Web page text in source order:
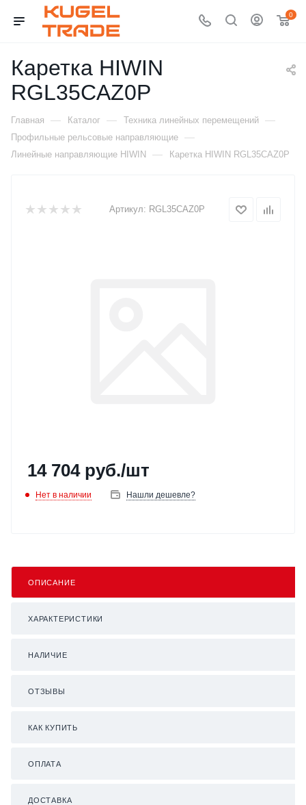
0
Каретка HIWIN
RGL35CAZ0P
Главная — Каталог — Техника линейных перемещений —
Профильные рельсовые направляющие —
Линейные направляющие HIWIN — Каретка HIWIN RGL35CAZ0P
Артикул: RGL35CAZ0P
14 704руб./шт
Нет в наличии Нашли дешевле?
ОПИСАНИЕ
ХАРАКТЕРИСТИКИ
НАЛИЧИЕ
ОТЗЫВЫ
КАК КУПИТЬ
ОПЛАТА
ДОСТАВКА